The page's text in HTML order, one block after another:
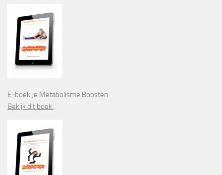
E-boek Je Metabolisme Boosten
Bekijk dit boek